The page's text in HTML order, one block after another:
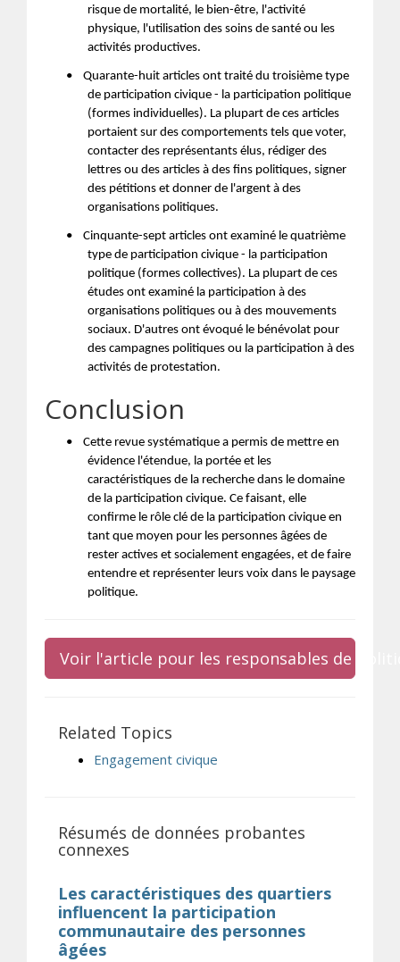
risque de mortalité, le bien-être, l'activité
physique, l'utilisation des soins de santé ou les
activités productives.
•
Quarante-huit articles ont traité du troisième type
de participation civique - la participation politique
(formes individuelles). La plupart de ces articles
portaient sur des comportements tels que voter,
contacter des représentants élus, rédiger des
lettres ou des articles à des fins politiques, signer
des pétitions et donner de l'argent à des
organisations politiques.
•
Cinquante-sept articles ont examiné le quatrième
type de participation civique - la participation
politique (formes collectives). La plupart de ces
études ont examiné la participation à des
organisations politiques ou à des mouvements
sociaux. D'autres ont évoqué le bénévolat pour
des campagnes politiques ou la participation à des
activités de protestation.
Conclusion
•
Cette revue systématique a permis de mettre en
évidence l'étendue, la portée et les
caractéristiques de la recherche dans le domaine
de la participation civique. Ce faisant, elle
confirme le rôle clé de la participation civique en
tant que moyen pour les personnes âgées de
rester actives et socialement engagées, et de faire
entendre et représenter leurs voix dans le paysage
politique.
Voir l'article pour les responsables de
Related Topics
Engagement civique
Résumés de données probantes
connexes
Les caractéristiques des quartiers
influencent la participation
communautaire des personnes
âgées